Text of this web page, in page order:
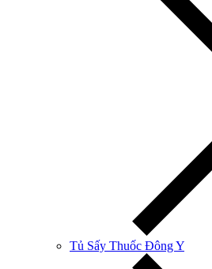
Tủ Sấy Thuốc Đông Y